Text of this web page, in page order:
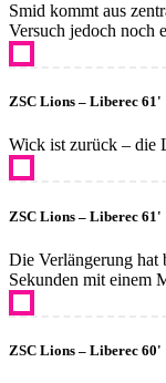
Smid kommt aus
Versuch jedoch noch
ZSC Lions – Liberec 61'
Wick ist zurück – die
ZSC Lions – Liberec 61'
Die Verlängerung hat
Sekunden mit einem
ZSC Lions – Liberec 60'